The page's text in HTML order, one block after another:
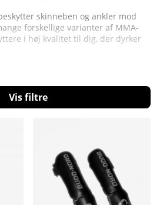
skinneben og ankler mod
forskellige varianter af MMA-
i høj kvalitet til dig, der dyrker
i høj kvalitet fra mærker
JTC Combat, der beskytter dig og
skader og ulykker.
Filtrér